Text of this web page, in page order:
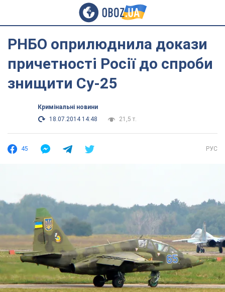
РНБО оприлюднила докази
причетності Росії до спроби
знищити Су-25
Кримінальні новини
18.07.2014 14:48
21,5 т.
45 РУС